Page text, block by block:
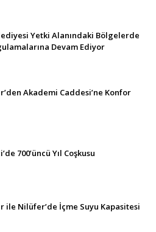
Yetki Alanındaki Bölgelerde
Devam Ediyor
Akademi Caddesi’ne Konfor
700’üncü Yıl Coşkusu
ile Nilüfer’de İçme Suyu Kapasitesi